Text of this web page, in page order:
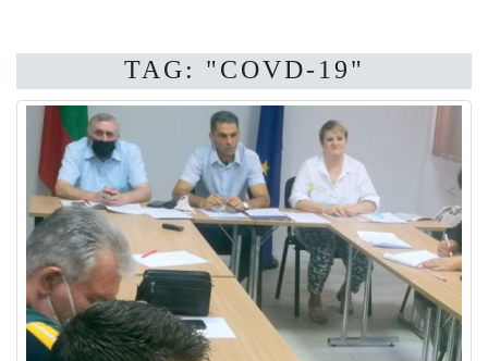
TAG: "COVD-19"